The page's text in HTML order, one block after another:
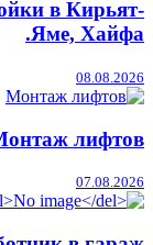
в Кирьят-
Яме, Хайфа.
08.08.2026
лифтов
07.08.2026